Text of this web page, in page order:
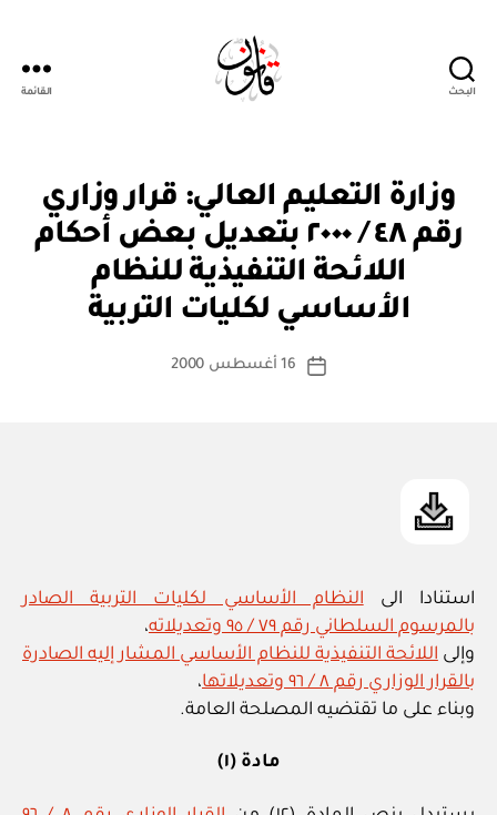
البحث القائمة
التصنيفات
وزارة التعليم العالي: قرار وزاري
رقم ٤٨ / ٢٠٠٠ بتعديل بعض أحكام
اللائحة التنفيذية للنظام
الأساسي لكليات التربية
كاتب
بو
س
ة
تاريخ
16 أغسطس 2000
استنادا الى النظام الأساسي لكليات التربية الصادر
بالمرسوم السلطاني رقم ٧٩ / ٩٥ وتعديلاته
،
وإلى اللائحة التنفيذية للنظام الأساسي المشار إليه الصادرة
بالقرار الوزاري رقم ٨ / ٩٦ وتعديلاتها
،
وبناء على ما تقتضيه المصلحة العامة.
مادة (١)